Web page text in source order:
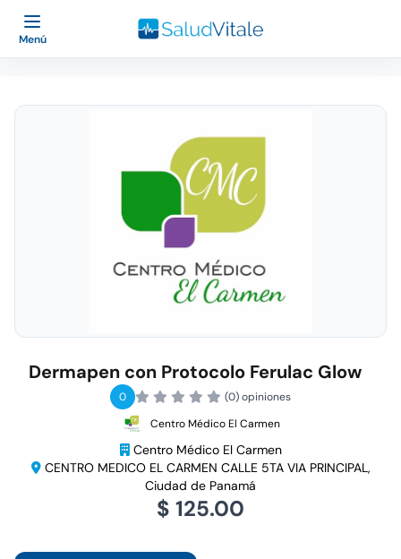
Menú
Dermapen con Protocolo Ferulac Glow
0
(0) opiniones
Centro Médico El Carmen
Centro Médico El Carmen
CENTRO MEDICO EL CARMEN CALLE 5TA VIA PRINCIPAL,
Ciudad de Panamá
$ 125.00